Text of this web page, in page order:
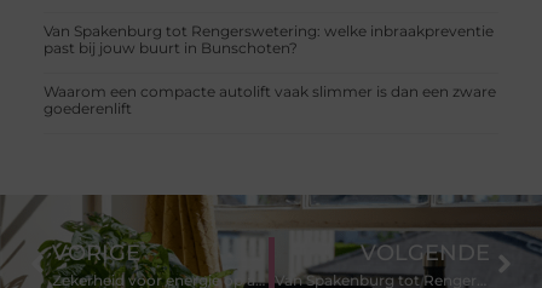
Van Spakenburg tot Rengerswetering: welke inbraakpreventie
past bij jouw buurt in Bunschoten?
Waarom een compacte autolift vaak slimmer is dan een zware
goederenlift
VORIGE
Zekerheid voor energie op afstand
VOLGENDE